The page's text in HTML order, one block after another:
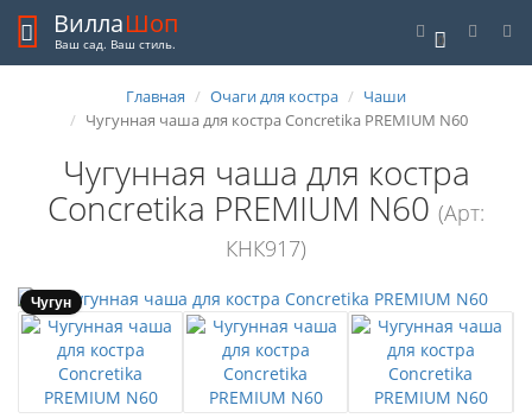
0
ВиллаШоп
Ваш сад. Ваш стиль.
Главная Очаги для костра
Чаши
Чугунная чаша для костра Concretika PREMIUM N60
Чугунная чаша для костра
Concretika PREMIUM N60(Арт:
КНК917)
Чугун